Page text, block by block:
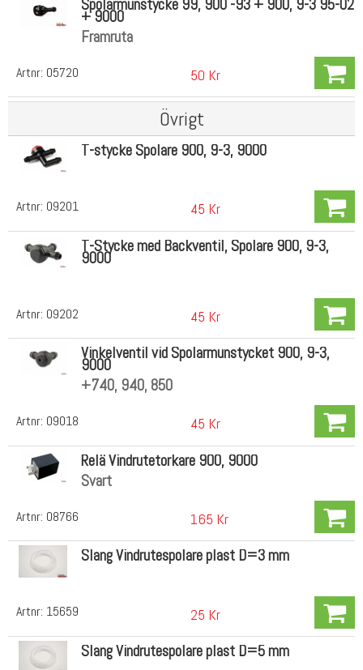
Artnr: 05720
Spolarmunstycke 99, 900 -93 + 900, 9-3 95-02
+ 9000
Framruta
50 Kr
Övrigt
Artnr: 09201
T-stycke Spolare 900, 9-3, 9000
45 Kr
Artnr: 09202
T-Stycke med Backventil, Spolare 900, 9-3,
9000
45 Kr
Artnr: 09018
Vinkelventil vid Spolarmunstycket 900, 9-3,
9000
+740, 940, 850
45 Kr
Artnr: 08766
Relä Vindrutetorkare 900, 9000
Svart
165 Kr
Artnr: 15659
Slang Vindrutespolare plast D=3 mm
25 Kr
Slang Vindrutespolare plast D=5 mm